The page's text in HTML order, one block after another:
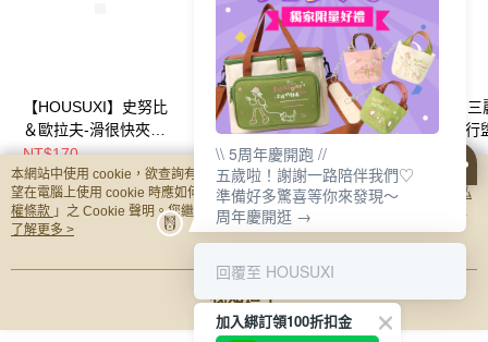
【HOUSUXI】史努比
＆歐拉夫-滑很快夾鏈
旅行收納袋-六件組(款
式可選)【5周年慶↘三
件75折】
NT$170
【HOUSUXI】三麗鷗
系列-三層收納袋(款式
任選)【5周年慶↘三件
75折】
NT$350
【HOUSUXI】三
系列-可吊掛旅行
收納包(款式任選
周年慶↘三件75
你可能有興趣的商品全站排行
本網站中使用 cookie，欲查詢有關本網站使用 cookie 方式之詳情，及若您不希
望在電腦上使用 cookie 時應如何變更電腦的 cookie 設定，請參閱本網站「
隱私
權條款 」之 Cookie 聲明。您繼續使用本網站即表示您同意本公司得按本網站使
用條款之 Cookie 聲明使用 cookie。
了解更多 >
我知道了
\\ 5周年慶開跑 //
五歲啦！謝謝一路陪伴我們♡
準備好多驚喜等你來發現～
周年慶開逛 →
回覆至 HOUSUXI
加入綁訂領100折扣金